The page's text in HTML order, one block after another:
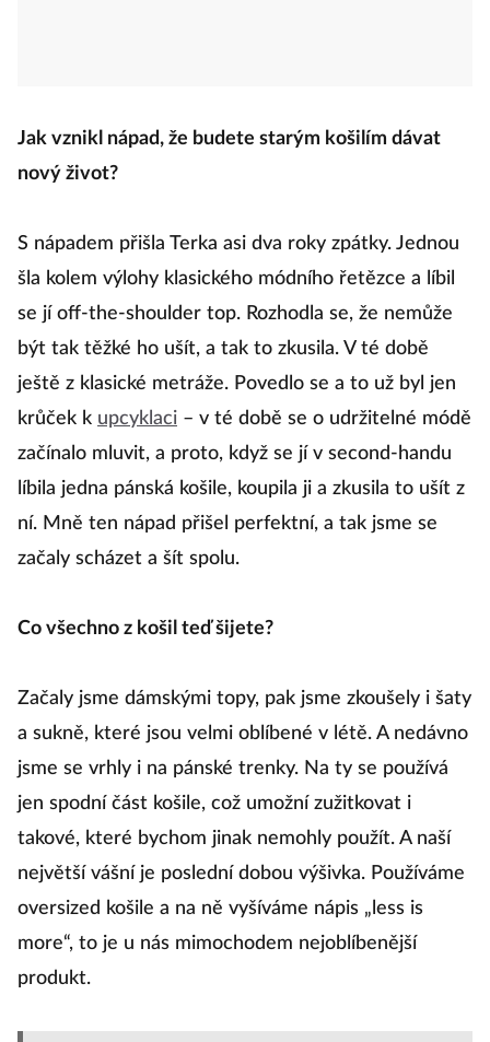
Jak vznikl nápad, že budete starým košilím dávat
nový život?
S nápadem přišla Terka asi dva roky zpátky. Jednou
šla kolem výlohy klasického módního řetězce a líbil
se jí off-the-shoulder top. Rozhodla se, že nemůže
být tak těžké ho ušít, a tak to zkusila. V té době
ještě z klasické metráže. Povedlo se a to už byl jen
krůček k upcyklaci – v té době se o udržitelné módě
začínalo mluvit, a proto, když se jí v second-handu
líbila jedna pánská košile, koupila ji a zkusila to ušít z
ní. Mně ten nápad přišel perfektní, a tak jsme se
začaly scházet a šít spolu.
Co všechno z košil teď šijete?
Začaly jsme dámskými topy, pak jsme zkoušely i šaty
a sukně, které jsou velmi oblíbené v létě. A nedávno
jsme se vrhly i na pánské trenky. Na ty se používá
jen spodní část košile, což umožní zužitkovat i
takové, které bychom jinak nemohly použít. A naší
největší vášní je poslední dobou výšivka. Používáme
oversized košile a na ně vyšíváme nápis „less is
more“, to je u nás mimochodem nejoblíbenější
produkt.